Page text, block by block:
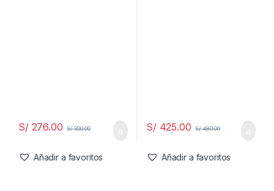
S/276.00 S/300.00
Añadir a favoritos
S/425.00 S/480.00
Añadir a favoritos